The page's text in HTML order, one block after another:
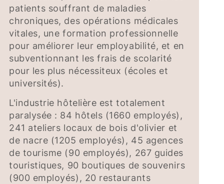
patients souffrant de maladies
chroniques, des opérations médicales
vitales, une formation professionnelle
pour améliorer leur employabilité, et en
subventionnant les frais de scolarité
pour les plus nécessiteux (écoles et
universités).
L'industrie hôtelière est totalement
paralysée : 84 hôtels (1660 employés),
241 ateliers locaux de bois d'olivier et
de nacre (1205 employés), 45 agences
de tourisme (90 employés), 267 guides
touristiques, 90 boutiques de souvenirs
(900 employés), 20 restaurants